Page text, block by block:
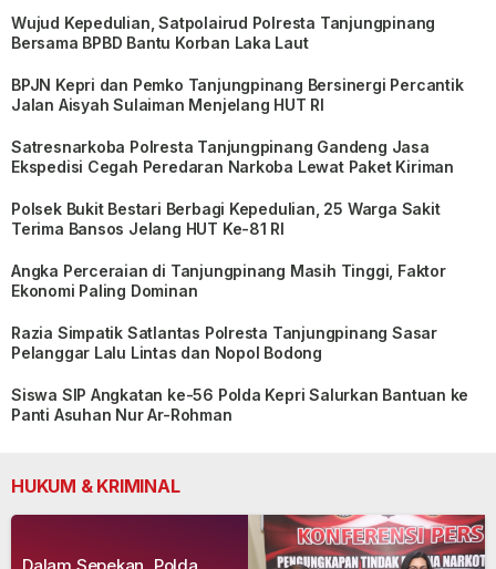
Wujud Kepedulian, Satpolairud Polresta Tanjungpinang
Bersama BPBD Bantu Korban Laka Laut
BPJN Kepri dan Pemko Tanjungpinang Bersinergi Percantik
Jalan Aisyah Sulaiman Menjelang HUT RI
Satresnarkoba Polresta Tanjungpinang Gandeng Jasa
Ekspedisi Cegah Peredaran Narkoba Lewat Paket Kiriman
Polsek Bukit Bestari Berbagi Kepedulian, 25 Warga Sakit
Terima Bansos Jelang HUT Ke-81 RI
Angka Perceraian di Tanjungpinang Masih Tinggi, Faktor
Ekonomi Paling Dominan
Razia Simpatik Satlantas Polresta Tanjungpinang Sasar
Pelanggar Lalu Lintas dan Nopol Bodong
Siswa SIP Angkatan ke-56 Polda Kepri Salurkan Bantuan ke
Panti Asuhan Nur Ar-Rohman
HUKUM & KRIMINAL